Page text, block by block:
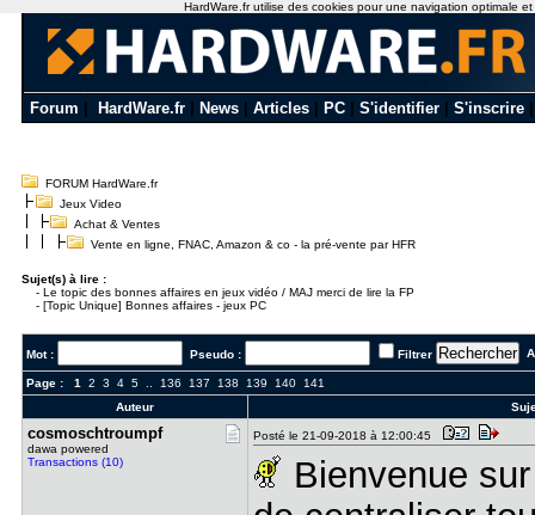
Forum HardWare.fr News Articles PC S'identifier S'inscrire
FORUM HardWare.fr
Jeux Video
Achat & Ventes
Vente en ligne, FNAC, Amazon & co - la pré-vente par HFR
Sujet(s) à lire :
- Le topic des bonnes affaires en jeux vidéo / MAJ merci de lire la FP
- [Topic Unique] Bonnes affaires - jeux PC
Mot : Pseudo : Filtrer
Page : 1 2 3 4 5.. 136 137 138 139 140
141
Auteur
cosmoschtr​oumpf
dawa powered
Transactions (10)
Posté le 21-09-2018 à 12:00:45
Bienvenue
HardWare.fr utilise des cookies pour une navigation optimale